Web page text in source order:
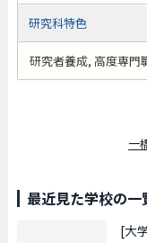
研究科特色
研究者養成, 高度専門
一
最近見た学校の一
[大